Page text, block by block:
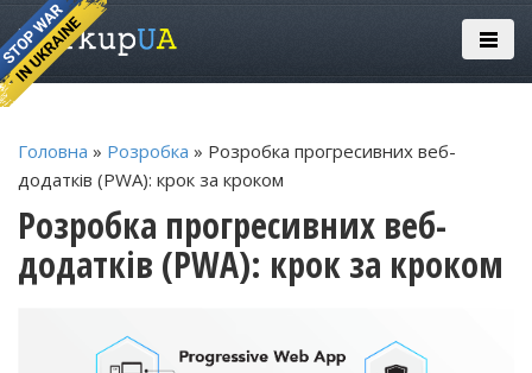
Головна » Розробка » Розробка прогресивних веб-
додатків (PWA): крок за кроком
Розробка прогресивних веб-
додатків (PWA): крок за кроком